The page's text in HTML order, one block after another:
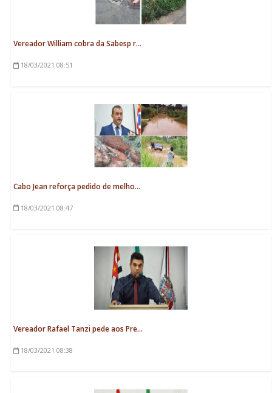
Vereador William cobra da Sabesp r...
18/03/2021 08:51
Cabo Jean reforça pedido de melho...
18/03/2021 08:47
Vereador Rafael Tanzi pede aos Pre...
18/03/2021 08:38